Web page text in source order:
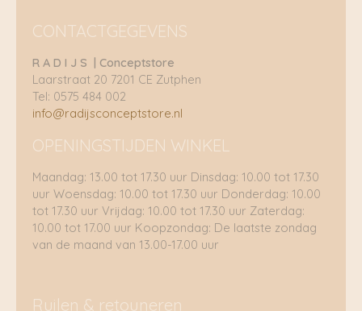
CONTACTGEGEVENS
R A D I J S | Conceptstore
Laarstraat 20 7201 CE Zutphen
Tel: 0575 484 002
info@radijsconceptstore.nl
OPENINGSTIJDEN WINKEL
Maandag: 13.00 tot 17.30 uur Dinsdag: 10.00 tot 17.30
uur Woensdag: 10.00 tot 17.30 uur Donderdag: 10.00
tot 17.30 uur Vrijdag: 10.00 tot 17.30 uur Zaterdag:
10.00 tot 17.00 uur Koopzondag: De laatste zondag
van de maand van 13.00-17.00 uur
Ruilen & retouneren